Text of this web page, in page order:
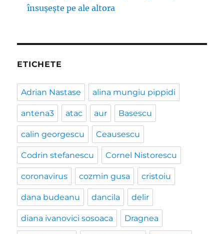
însușește pe ale altora
ETICHETE
Adrian Nastase alina mungiu pippidi
antena3 atac aur Basescu
calin georgescu Ceausescu
Codrin stefanescu Cornel Nistorescu
coronavirus cozmin gusa cristoiu
dana budeanu dancila delir
diana ivanovici sosoaca Dragnea